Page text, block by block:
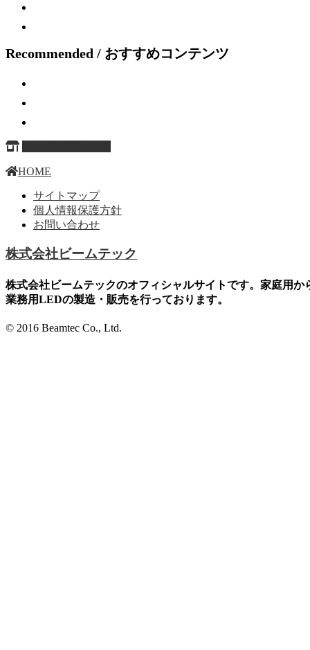
Recommended / おすすめコンテンツ
HOME
サイトマップ
個人情報保護方針
お問い合わせ
株式会社ビームテック
株式会社ビームテックのオフィシャルサイトです。家庭用か
業務用LEDの製造・販売を行っております。
© 2016 Beamtec Co., Ltd.